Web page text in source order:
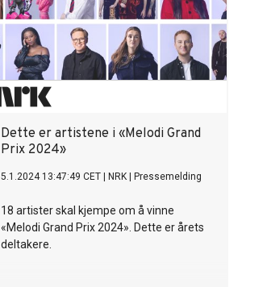
Dette er artistene i «Melodi Grand
Prix 2024»
5.1.2024 13:47:49 CET NRK Pressemelding
18 artister skal kjempe om å vinne
«Melodi Grand Prix 2024». Dette er årets
deltakere.